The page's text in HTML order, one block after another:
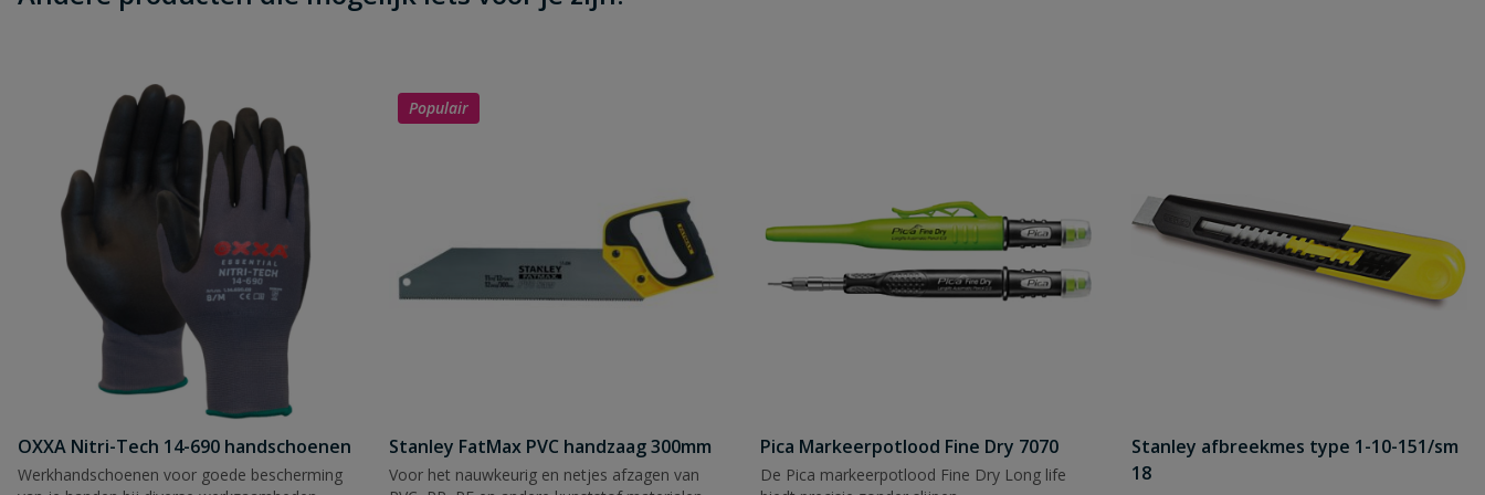
OXXA Nitri-Tech 14-690 handschoenen
Werkhandschoenen voor goede bescherming
Populair
Stanley FatMax PVC handzaag 300mm
Voor het nauwkeurig en netjes afzagen van
Pica Markeerpotlood Fine Dry 7070
De Pica markeerpotlood Fine Dry Long life
Stanley afbreekmes type 1-10-151/sm
18